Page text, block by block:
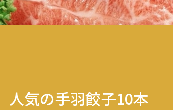
人気の手羽餃子10本